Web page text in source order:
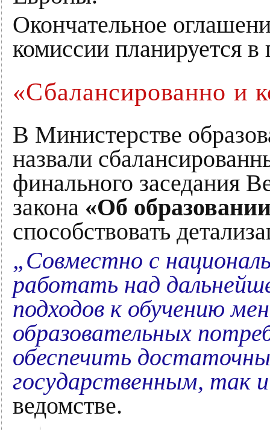
Окончательное
комиссии планируется в
«Сбалансированно и
В Министерстве
назвали
финального заседания
закона «Об
способствовать
„Совместно с
работать над
подходов к обучению
образовательных
обеспечить
государственным, так
ведомстве.